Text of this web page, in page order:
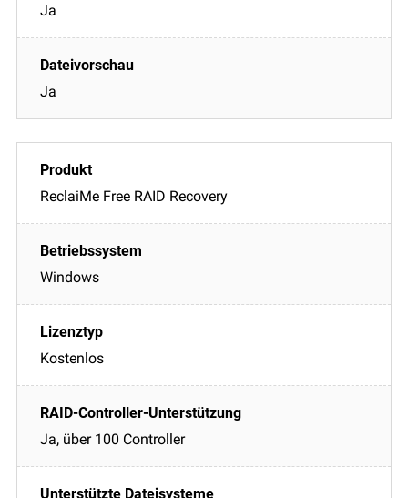
Ja
Ja
ReclaiMe Free RAID Recovery
Windows
Kostenlos
Ja, über 100 Controller